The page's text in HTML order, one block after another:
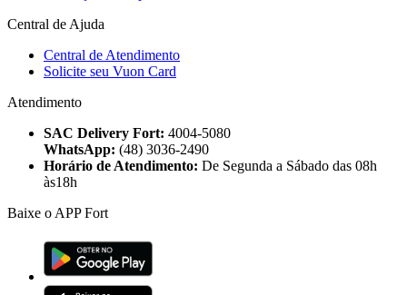
Central de Ajuda
Central de Atendimento
Solicite seu Vuon Card
Atendimento
SAC Delivery Fort: 4004-5080
WhatsApp: (48) 3036-2490
Horário de Atendimento: De Segunda a Sábado das 08h
às18h
Baixe o APP Fort